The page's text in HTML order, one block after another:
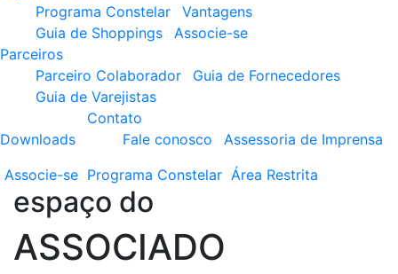
Programa Constelar
Vantagens
Guia de Shoppings
Associe-se
Parceiros
Parceiro Colaborador
Guia de Fornecedores
Guia de Varejistas
Downloads
Contato
Fale conosco
Assessoria de Imprensa
Associe-se Programa Constelar Área Restrita
espaço do
ASSOCIADO